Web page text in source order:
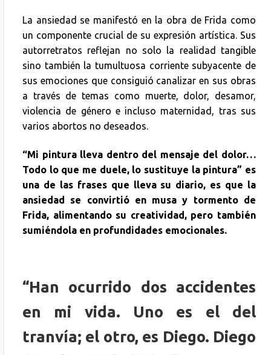
La ansiedad se manifestó en la obra de Frida como
un componente crucial de su expresión artística. Sus
autorretratos reflejan no solo la realidad tangible
sino también la tumultuosa corriente subyacente de
sus emociones que consiguió canalizar en sus obras
a través de temas como muerte, dolor, desamor,
violencia de género e incluso maternidad, tras sus
varios abortos no deseados.
“Mi pintura lleva dentro del mensaje del dolor…
Todo lo que me duele, lo sustituye la pintura” es
una de las frases que lleva su diario, es que la
ansiedad se convirtió en musa y tormento de
Frida, alimentando su creatividad, pero también
sumiéndola en profundidades emocionales.
“Han ocurrido dos accidentes
en mi vida. Uno es el del
tranvía; el otro, es Diego. Diego